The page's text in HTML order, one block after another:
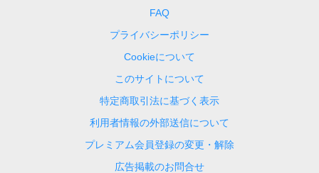
FAQ
プライバシーポリシー
Cookieについて
このサイトについて
特定商取引法に基づく表示
利用者情報の外部送信について
プレミアム会員登録の変更・解除
広告掲載のお問合せ